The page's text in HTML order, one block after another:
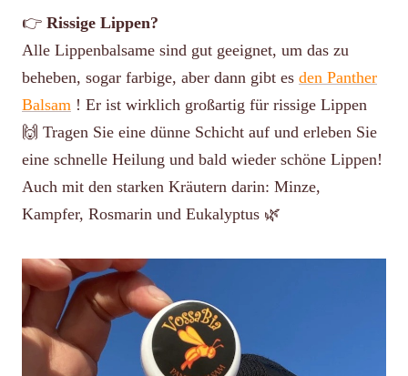
👉 Rissige Lippen?
Alle Lippenbalsame sind gut geeignet, um das zu
beheben, sogar farbige, aber dann gibt es den Panther
Balsam ! Er ist wirklich großartig für rissige Lippen
🙌 Tragen Sie eine dünne Schicht auf und erleben Sie
eine schnelle Heilung und bald wieder schöne Lippen!
Auch mit den starken Kräutern darin: Minze,
Kampfer, Rosmarin und Eukalyptus 🌿